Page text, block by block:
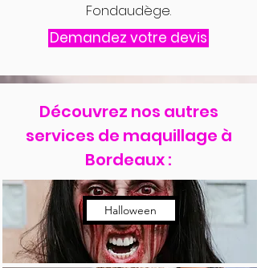
Fondaudège.
Demandez votre devis
Découvrez nos autres
services de maquillage à
Bordeaux :
Halloween